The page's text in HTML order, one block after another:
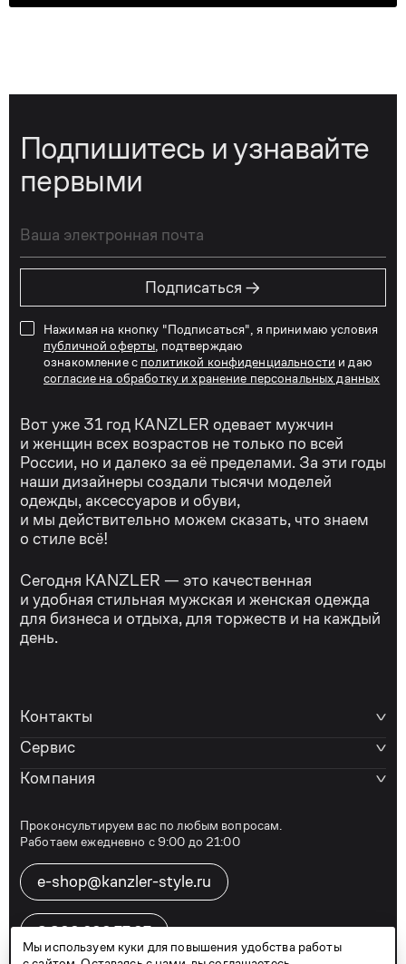
Подпишитесь и узнавайте
первыми
Подписаться →
Нажимая на кнопку "Подписаться", я принимаю условия
публичной оферты , подтверждаю
ознакомление с политикой конфиденциальности и даю
согласие на обработку и хранение персональных данных
Вот уже 31 год KANZLER одевает мужчин
и женщин всех возрастов не только по всей
России, но и далеко за её пределами. За эти годы
наши дизайнеры создали тысячи моделей
одежды, аксессуаров и обуви,
и мы действительно можем сказать, что знаем
о стиле всё!
Сегодня KANZLER — это качественная
и удобная стильная мужская и женская одежда
для бизнеса и отдыха, для торжеств и на каждый
день.
Контакты
Сервис
Компания
Проконсультируем вас по любым вопросам.
Работаем ежедневно с 9:00 до 21:00
e-shop@kanzler-style.ru
8 800 600 77 07
Мы используем куки для повышения удобства работы